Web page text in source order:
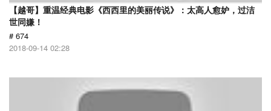
【越哥】重温经典电影《西西里的美丽传说》：太高人愈妒，过洁
世同嫌！
# 674
2018-09-14 02:28